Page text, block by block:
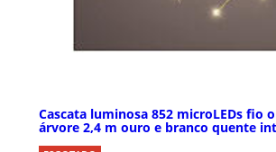
Cascata luminosa 852 microLEDs fio
árvore 2,4 m ouro e branco quente